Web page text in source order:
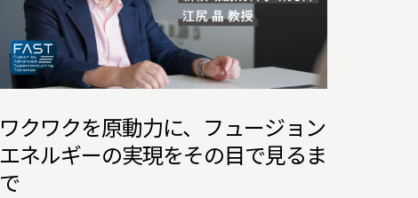
ワクワクを原動力に、フュージョン
エネルギーの実現をその目で見るま
で